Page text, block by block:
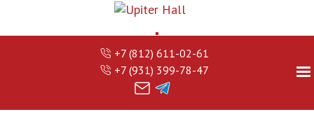
+7 (812) 611-02-61
+7 (931) 399-78-47